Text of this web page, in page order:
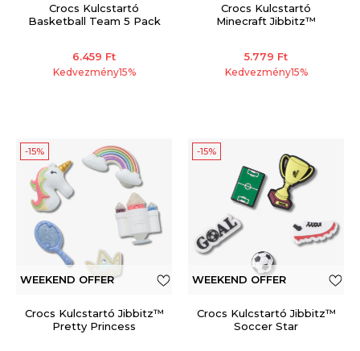
Crocs Kulcstartó
Basketball Team 5 Pack
6.459 Ft
Kedvezmény15%
Crocs Kulcstartó
Minecraft Jibbitz™
5.779 Ft
Kedvezmény15%
-15%
WEEKEND OFFER
Crocs Kulcstartó Jibbitz™
Pretty Princess
-15%
WEEKEND OFFER
Crocs Kulcstartó Jibbitz™
Soccer Star